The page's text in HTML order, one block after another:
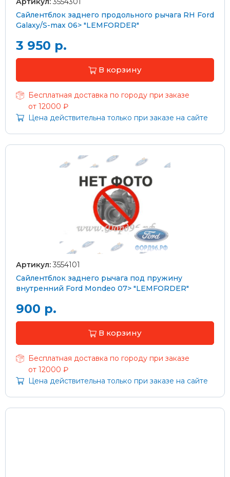
Сайлентблок заднего продольного рычага RH Ford
Galaxy/S-max 06> "LEMFORDER"
3 950 р.
В корзину
Бесплатная доставка по городу при заказе
от 12000 ₽
Цена действительна только при заказе на сайте
Артикул: 3554101
Сайлентблок заднего рычага под пружину
внутренний Ford Mondeo 07> "LEMFORDER"
900 р.
В корзину
Бесплатная доставка по городу при заказе
от 12000 ₽
Цена действительна только при заказе на сайте